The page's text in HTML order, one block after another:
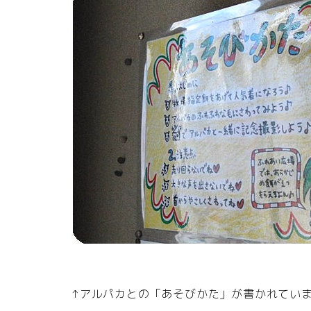
↑アルパカとの「あそびかた」が書かれてい